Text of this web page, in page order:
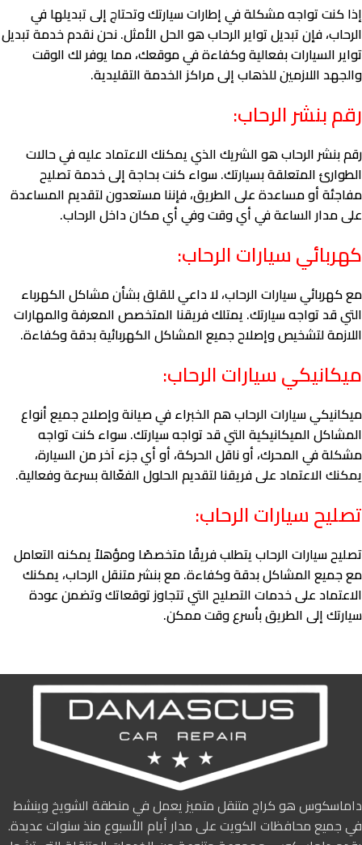
إذا كنت تواجه مشكلة في إطارات سيارتك وتحتاج إلى تبديلها في
الرحاب، فإن تبديل تواير الرحاب هو الحل الأمثل. نحن نقدم خدمة تبديل
تواير السيارات بفعالية وكفاءة في موقعك، مما يوفر لك الوقت
والجهد اللازمين للذهاب إلى مراكز الخدمة التقليدية.
رقم بنشر الرحاب:
رقم بنشر الرحاب هو الشريك الذي يمكنك الاعتماد عليه في حالات
الطوارئ المتعلقة بسيارتك. سواء كنت بحاجة إلى خدمة تصليح
مفاجئة أو مساعدة على الطريق، فإننا مستعدون لتقديم المساعدة
على مدار الساعة في أي وقت وفي أي مكان داخل الرحاب.
كهربائي سيارات الرحاب:
مع كهربائي سيارات الرحاب، لا داعي للقلق بشأن مشاكل الكهرباء
التي قد تواجه سيارتك. يمتلك فريقنا المتخصص المعرفة والمهارات
اللازمة لتشخيص وإصلاح جميع المشاكل الكهربائية بدقة وكفاءة.
ميكانيكي سيارات الرحاب:
ميكانيكي سيارات الرحاب هم الخبراء في صيانة وإصلاح جميع أنواع
المشاكل الميكانيكية التي قد تواجه سيارتك. سواء كنت تواجه
مشكلة في المحرك، أو ناقل الحركة، أو أي جزء آخر من السيارة،
يمكنك الاعتماد على فريقنا لتقديم الحلول الفعّالة بسرعة وفعالية.
تصليح سيارات الرحاب:
تصليح سيارات الرحاب يتطلب فريقًا متخصصًا ومؤهلاً يمكنه التعامل
مع جميع المشاكل بدقة وكفاءة. مع بنشر متنقل الرحاب، يمكنك
الاعتماد على خدمات التصليح التي تتجاوز توقعاتك وتضمن عودة
سيارتك إلى الطريق بأسرع وقت ممكن.
داماسكوس هو كراج متنقل متميز يعمل في منطقة الشويخ وينشط
في جميع محافظات الكويت على مدار أيام الأسبوع منذ سنوات عديدة.